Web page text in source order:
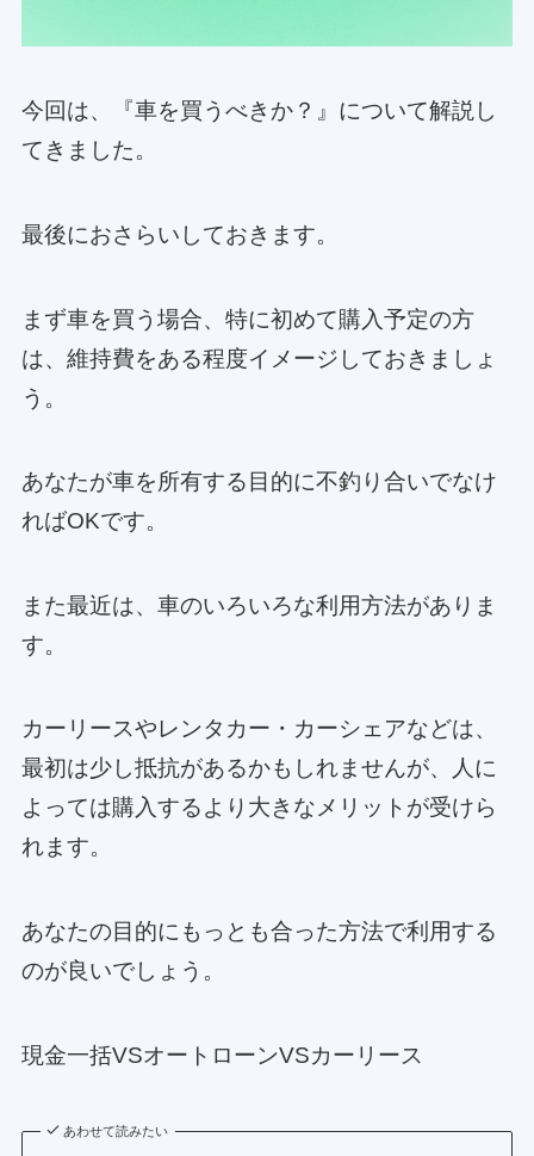
今回は、『車を買うべきか？』について解説し
てきました。
最後におさらいしておきます。
まず車を買う場合、特に初めて購入予定の方
は、維持費をある程度イメージしておきましょ
う。
あなたが車を所有する目的に不釣り合いでなけ
ればOKです。
また最近は、車のいろいろな利用方法がありま
す。
カーリースやレンタカー・カーシェアなどは、
最初は少し抵抗があるかもしれませんが、人に
よっては購入するより大きなメリットが受けら
れます。
あなたの目的にもっとも合った方法で利用する
のが良いでしょう。
現金一括VSオートローンVSカーリース
あわせて読みたい